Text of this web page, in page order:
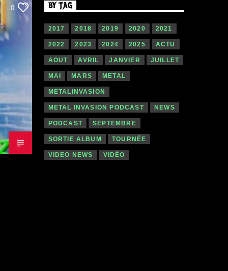
0 BY TAG
2017 2018 2019 2020 2021
2022 2023 2024 2025 ACTU
AOUT AVRIL JANVIER JUILLET
MAI MARS METAL
METALINVASION
METAL INVASION PODCAST NEWS
PODCAST SEPTEMBRE
SORTIE ALBUM TOURNÉE
VIDEO NEWS VIDÉO